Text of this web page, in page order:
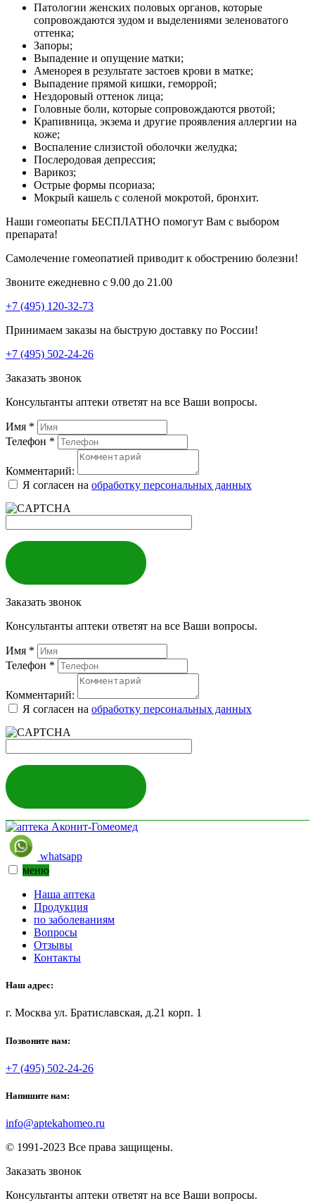
Патологии женских половых органов, которые
сопровождаются зудом и выделениями зеленоватого
оттенка;
Запоры;
Выпадение и опущение матки;
Аменорея в результате застоев крови в матке;
Выпадение прямой кишки, геморрой;
Нездоровый оттенок лица;
Головные боли, которые сопровождаются рвотой;
Крапивница, экзема и другие проявления аллергии на
коже;
Воспаление слизистой оболочки желудка;
Послеродовая депрессия;
Варикоз;
Острые формы псориаза;
Мокрый кашель с соленой мокротой, бронхит.
Наши гомеопаты БЕСПЛАТНО помогут Вам с выбором
препарата!
Самолечение гомеопатией приводит к обострению болезни!
Звоните ежедневно с 9.00 до 21.00
+7 (495) 120-32-73
Принимаем заказы на быструю доставку по России!
+7 (495) 502-24-26
Заказать звонок
Консультанты аптеки ответят на все Ваши вопросы.
Имя *
Телефон *
Комментарий:
Я согласен на обработку персональных данных
Заказать звонок
Консультанты аптеки ответят на все Ваши вопросы.
Имя *
Телефон *
Комментарий:
Я согласен на обработку персональных данных
whatsapp
меню
Наша аптека
Продукция
по заболеваниям
Вопросы
Отзывы
Контакты
Наш адрес:
г. Москва ул. Братиславская, д.21 корп. 1
Позвоните нам:
+7 (495) 502-24-26
Напишите нам:
info@aptekahomeo.ru
© 1991-2023 Все права защищены.
Заказать звонок
Консультанты аптеки ответят на все Ваши вопросы.